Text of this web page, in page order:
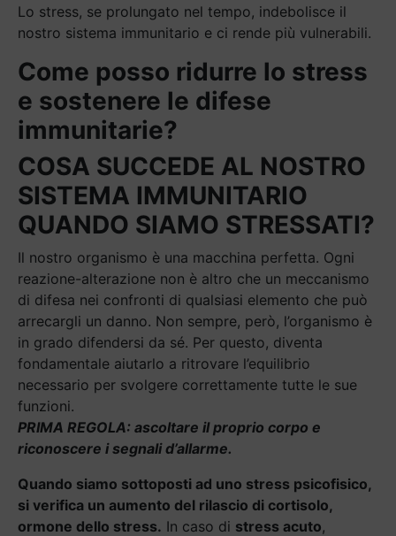
Lo stress, se prolungato nel tempo, indebolisce il
nostro sistema immunitario e ci rende più vulnerabili.
Come posso ridurre lo stress
e sostenere le difese
immunitarie?
COSA SUCCEDE AL NOSTRO
SISTEMA IMMUNITARIO
QUANDO SIAMO STRESSATI?
Il nostro organismo è una macchina perfetta. Ogni
reazione-alterazione non è altro che un meccanismo
di difesa nei confronti di qualsiasi elemento che può
arrecargli un danno. Non sempre, però, l’organismo è
in grado difendersi da sé. Per questo, diventa
fondamentale aiutarlo a ritrovare l’equilibrio
necessario per svolgere correttamente tutte le sue
funzioni.
PRIMA REGOLA: ascoltare il proprio corpo e
riconoscere i segnali d’allarme.
Quando siamo sottoposti ad uno stress psicofisico,
si verifica un aumento del rilascio di cortisolo,
ormone dello stress. In caso di stress acuto,